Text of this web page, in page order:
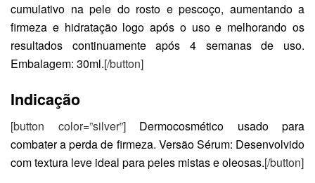
cumulativo na pele do rosto e pescoço, aumentando a
firmeza e hidratação logo após o uso e melhorando os
resultados continuamente após 4 semanas de uso.
Embalagem: 30ml.[/button]
Indicação
[button color=”silver”] Dermocosmético usado para
combater a perda de firmeza. Versão Sérum: Desenvolvido
com textura leve ideal para peles mistas e oleosas.[/button]